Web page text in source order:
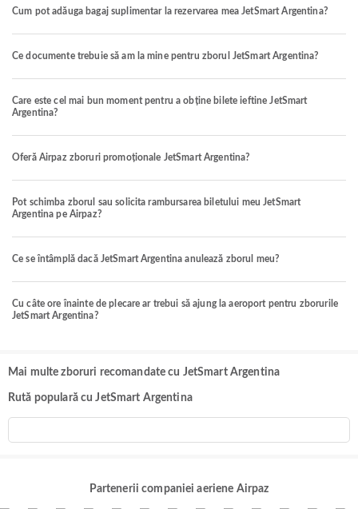
Cum pot adăuga bagaj suplimentar la rezervarea mea JetSmart Argentina?
Ce documente trebuie să am la mine pentru zborul JetSmart Argentina?
Care este cel mai bun moment pentru a obține bilete ieftine JetSmart
Argentina?
Oferă Airpaz zboruri promoționale JetSmart Argentina?
Pot schimba zborul sau solicita rambursarea biletului meu JetSmart
Argentina pe Airpaz?
Ce se întâmplă dacă JetSmart Argentina anulează zborul meu?
Cu câte ore înainte de plecare ar trebui să ajung la aeroport pentru zborurile
JetSmart Argentina?
Mai multe zboruri recomandate cu JetSmart Argentina
Rută populară cu JetSmart Argentina
Partenerii companiei aeriene Airpaz